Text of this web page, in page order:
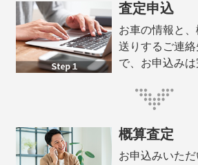
査定申込
お車の情報と
送りするご連
で、お申込みは
概算査定
お申込みいただ